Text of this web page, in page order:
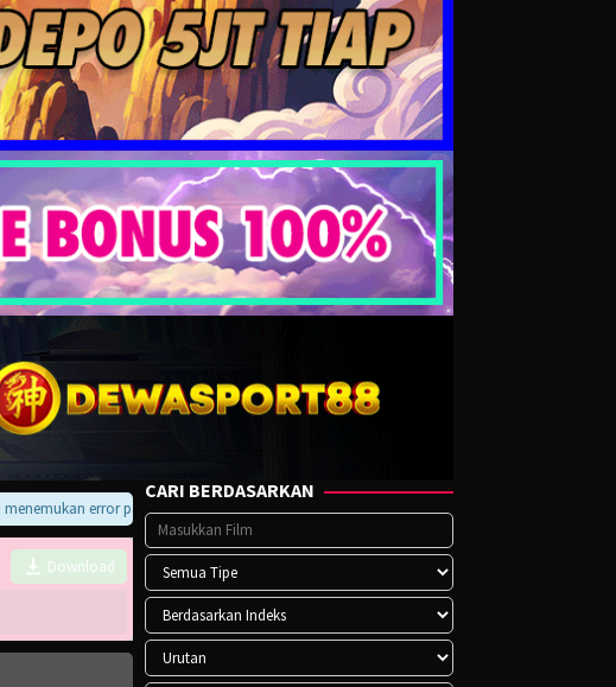
error pada player atau saat download, hubungi kami di Telegram.
Download
CARI BERDASARKAN